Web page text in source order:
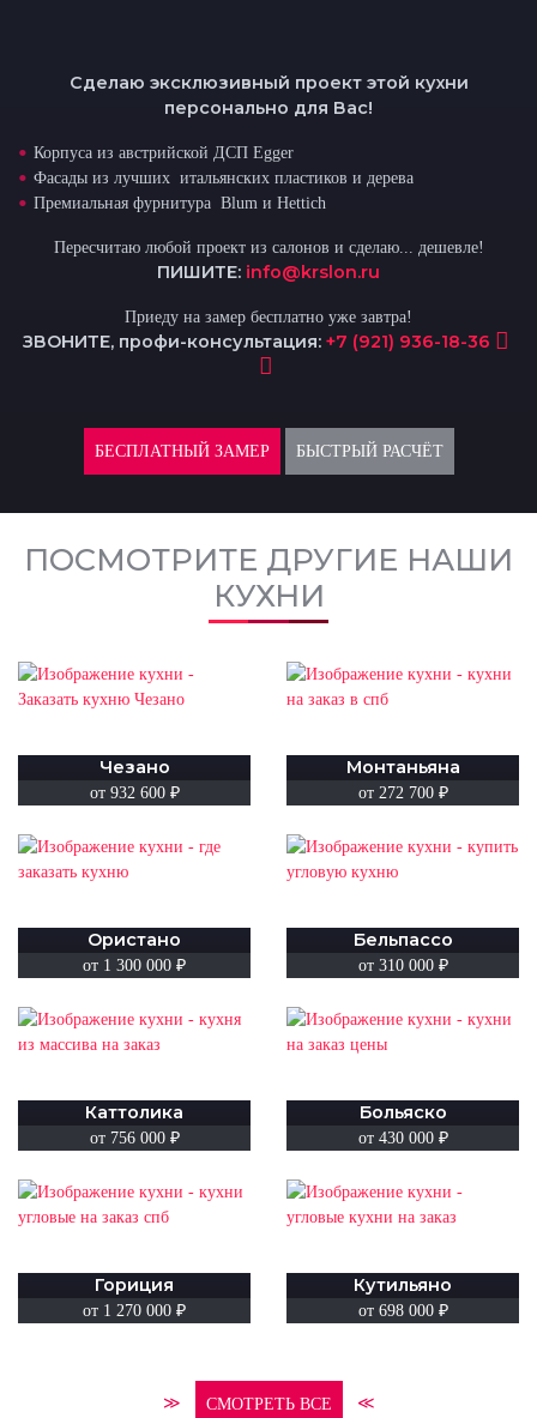
Сделаю эксклюзивный проект этой кухни
персонально для Вас!
Корпуса из австрийской ДСП Egger
Фасады из лучших итальянских пластиков и дерева
Премиальная фурнитура Blum и Hettich
Пересчитаю любой проект из салонов и сделаю... дешевле!
ПИШИТЕ: info@krslon.ru
Приеду на замер бесплатно уже завтра!
ЗВОНИТЕ, профи-консультация: +7 (921) 936-18-36
БЕСПЛАТНЫЙ ЗАМЕР БЫСТРЫЙ РАСЧЁТ
ПОСМОТРИТЕ ДРУГИЕ НАШИ
КУХНИ
Чезано
от 932 600 ₽
Монтаньяна
от 272 700 ₽
Ористано
от 1 300 000 ₽
Бельпассо
от 310 000 ₽
Каттолика
от 756 000 ₽
Больяско
от 430 000 ₽
Гориция
от 1 270 000 ₽
Кутильяно
от 698 000 ₽
≫ СМОТРЕТЬ ВСЕ ≪